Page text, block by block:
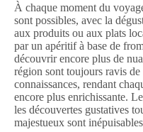
À chaque moment du
sont possibles, avec la
aux produits ou aux plats
par un apéritif à base de
découvrir encore plus de
région sont toujours ravis de
connaissances, rendant
encore plus enrichissante.
les découvertes gustatives
majestueux sont